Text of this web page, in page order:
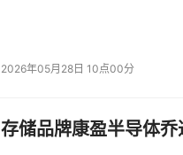
2026年05月28日 10点00分
存储品牌康盈半导体